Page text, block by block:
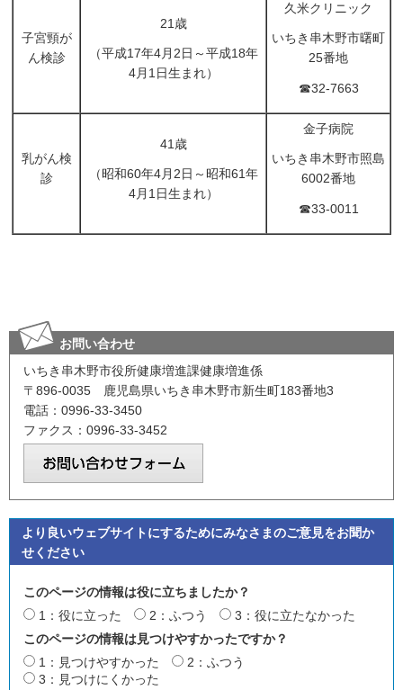
子宮頸が
ん検診
21歳
（平成17年4月2日～平成18年
4月1日生まれ）
久米クリニック
いちき串木野市曙町
25番地
☎32-7663
乳がん検
診
41歳
（昭和60年4月2日～昭和61年
4月1日生まれ）
金子病院
いちき串木野市照島
6002番地
☎33-0011
お問い合わせ
いちき串木野市役所健康増進課健康増進係
〒896-0035 鹿児島県いちき串木野市新生町183番地3
電話：0996-33-3450
ファクス：0996-33-3452
より良いウェブサイトにするためにみなさまのご意見をお聞か
せください
このページの情報は役に立ちましたか？
1：役に立った
2：ふつう
3：役に立たなかった
このページの情報は見つけやすかったですか？
1：見つけやすかった
2：ふつう
3：見つけにくかった